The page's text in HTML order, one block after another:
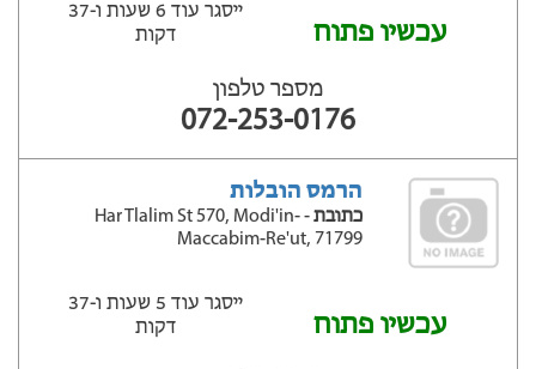
עכשיו פתוח
ייסגר עוד 6 שעות ‫ו-37
דקות
מספר טלפון
072-253-0176
הרמס הובלות
כתובת
- Har Tlalim St 570, Modi'in-
Maccabim-Re'ut, 71799
עכשיו פתוח
ייסגר עוד 5 שעות ‫ו-37
דקות